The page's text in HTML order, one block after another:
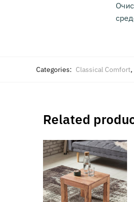
Categories: Classical Comfort,
Related